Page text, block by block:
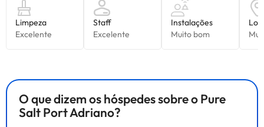
O que dizem os hóspedes sobre o Pure
Salt Port Adriano?